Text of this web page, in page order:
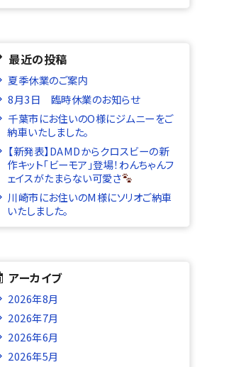
最近の投稿
夏季休業のご案内
8月3日 臨時休業のお知らせ
千葉市にお住いのO様にジムニーをご
納車いたしました。
【新発表】DAMDからクロスビーの新
作キット「ビーモア」登場！わんちゃんフ
ェイスがたまらない可愛さ
川崎市にお住いのM様にソリオご納車
いたしました。
アーカイブ
2026年8月
2026年7月
2026年6月
2026年5月